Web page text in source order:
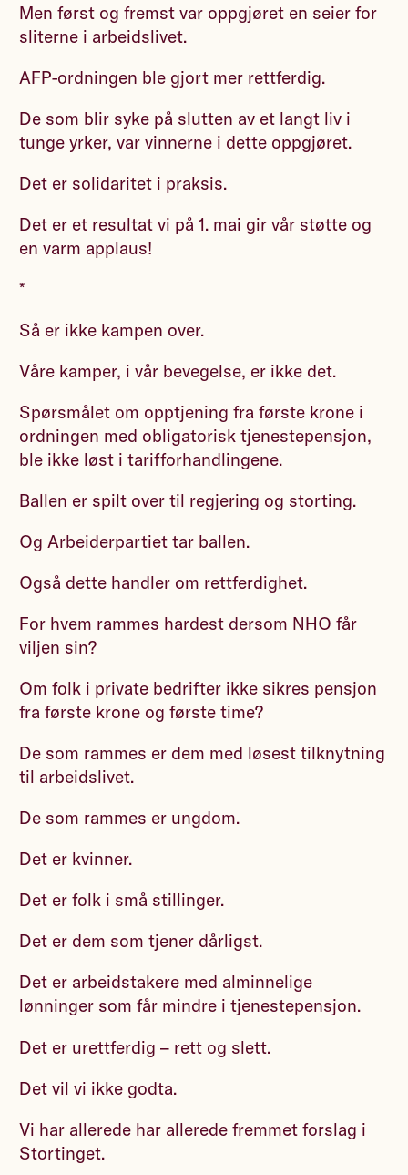
Men først og fremst var oppgjøret en seier for
sliterne i arbeidslivet.
AFP-ordningen ble gjort mer rettferdig.
De som blir syke på slutten av et langt liv i
tunge yrker, var vinnerne i dette oppgjøret.
Det er solidaritet i praksis.
Det er et resultat vi på 1. mai gir vår støtte og
en varm applaus!
*
Så er ikke kampen over.
Våre kamper, i vår bevegelse, er ikke det.
Spørsmålet om opptjening fra første krone i
ordningen med obligatorisk tjenestepensjon,
ble ikke løst i tarifforhandlingene.
Ballen er spilt over til regjering og storting.
Og Arbeiderpartiet tar ballen.
Også dette handler om rettferdighet.
For hvem rammes hardest dersom NHO får
viljen sin?
Om folk i private bedrifter ikke sikres pensjon
fra første krone og første time?
De som rammes er dem med løsest tilknytning
til arbeidslivet.
De som rammes er ungdom.
Det er kvinner.
Det er folk i små stillinger.
Det er dem som tjener dårligst.
Det er arbeidstakere med alminnelige
lønninger som får mindre i tjenestepensjon.
Det er urettferdig – rett og slett.
Det vil vi ikke godta.
Vi har allerede har allerede fremmet forslag i
Stortinget.